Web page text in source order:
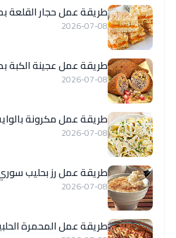
طريقة عمل حجار
2026-07-08
طريقة عمل عجينة الكبة
2026-07-08
طريقة عمل مكرونة
2026-07-08
طريقة عمل رز بحليب سوري بـ 5
2026-07-08
طريقة عمل المحمرة